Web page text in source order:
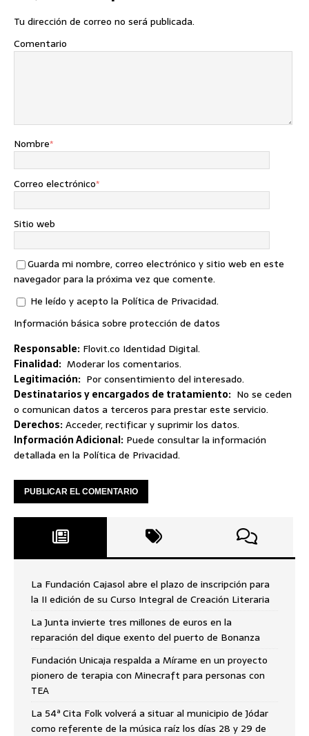
Tu dirección de correo no será publicada.
Comentario
Nombre*
Correo electrónico*
Sitio web
Guarda mi nombre, correo electrónico y sitio web en este
navegador para la próxima vez que comente.
He leído y acepto la Política de Privacidad.
Información básica sobre protección de datos
Responsable: Flovit.co Identidad Digital.
Finalidad: Moderar los comentarios.
Legitimación: Por consentimiento del interesado.
Destinatarios y encargados de tratamiento: No se ceden
o comunican datos a terceros para prestar este servicio.
Derechos:Acceder, rectificar y suprimir los datos.
Información Adicional: Puede consultar la información
detallada en la Política de Privacidad.
La Fundación Cajasol abre el plazo de inscripción para
la II edición de su Curso Integral de Creación Literaria
La Junta invierte tres millones de euros en la
reparación del dique exento del puerto de Bonanza
Fundación Unicaja respalda a Mírame en un proyecto
pionero de terapia con Minecraft para personas con
TEA
La 54ª Cita Folk volverá a situar al municipio de Jódar
como referente de la música raíz los días 28 y 29 de